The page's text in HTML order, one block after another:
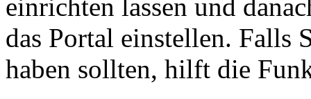
einrichten lassen und
das Portal einstellen. Falls
haben sollten, hilft die